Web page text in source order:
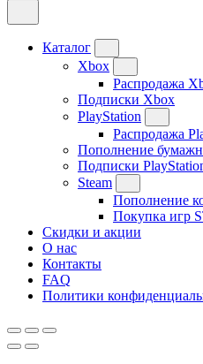
Каталог
Xbox
Распродажа
Подписки Xbox
PlayStation
Распродажа
Пополнение
Подписки
Steam
Пополнение
Покупка игр
Скидки и акции
О нас
Контакты
FAQ
Политики